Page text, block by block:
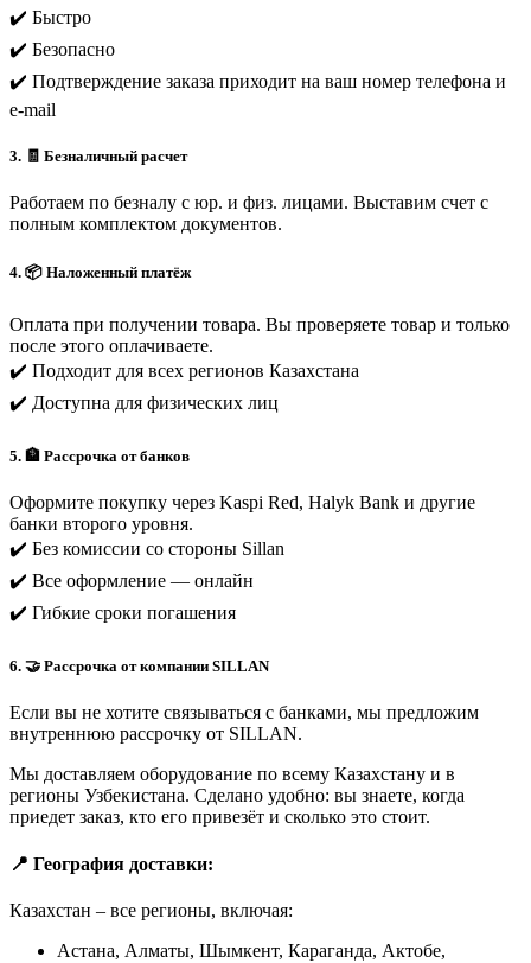
✔️ Быстро
✔️ Безопасно
✔️ Подтверждение заказа приходит на ваш номер телефона и
e-mail
3. 🧾 Безналичный расчет
Работаем по безналу с юр. и физ. лицами. Выставим счет с
полным комплектом документов.
4. 📦 Наложенный платёж
Оплата при получении товара. Вы проверяете товар и только
после этого оплачиваете.
✔️ Подходит для всех регионов Казахстана
✔️ Доступна для физических лиц
5. 🏦 Рассрочка от банков
Оформите покупку через Kaspi Red, Halyk Bank и другие
банки второго уровня.
✔️ Без комиссии со стороны Sillan
✔️ Все оформление — онлайн
✔️ Гибкие сроки погашения
6. 🤝 Рассрочка от компании SILLAN
Если вы не хотите связываться с банками, мы предложим
внутреннюю рассрочку от SILLAN.
Мы доставляем оборудование по всему Казахстану и в
регионы Узбекистана. Сделано удобно: вы знаете, когда
приедет заказ, кто его привезёт и сколько это стоит.
📍 География доставки:
Казахстан – все регионы, включая:
Астана, Алматы, Шымкент, Караганда, Актобе,